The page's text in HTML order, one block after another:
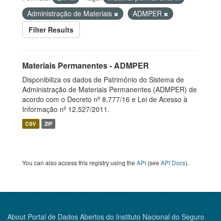
Administração de Materiais
ADMPER
Filter Results
Materiais Permanentes - ADMPER
Disponibiliza os dados de Patrimônio do Sistema de
Administração de Materiais Permanentes (ADMPER) de
acordo com o Decreto nº 8.777/16 e Lei de Acesso à
Informação nº 12.527/2011.
CSV ZIP
You can also access this registry using the API (see API Docs).
About Portal de Dados Abertos do Instituto Nacional do Seguro